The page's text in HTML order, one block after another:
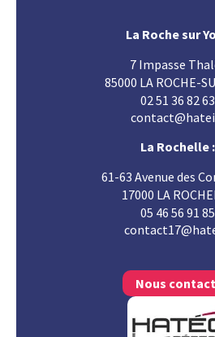
La Roche sur
7 Impasse
85000 LA ROCHE-
02 51 36 82 63
La Rochelle :
61-63 Avenue des
17000 LA
05 46 56 91 85
Nous